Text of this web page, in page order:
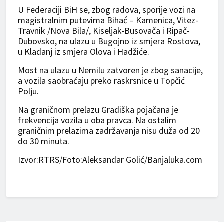
U Federaciji BiH se, zbog radova, sporije vozi na
magistralnim putevima Bihać – Kamenica, Vitez-
Travnik /Nova Bila/, Kiseljak-Busovača i Ripač-
Dubovsko, na ulazu u Bugojno iz smjera Rostova,
u Kladanj iz smjera Olova i Hadžiće.
Most na ulazu u Nemilu zatvoren je zbog sanacije,
a vozila saobraćaju preko raskrsnice u Topčić
Polju.
Na graničnom prelazu Gradiška pojačana je
frekvencija vozila u oba pravca. Na ostalim
graničnim prelazima zadržavanja nisu duža od 20
do 30 minuta.
Izvor:RTRS/Foto:Aleksandar Golić/Banjaluka.com